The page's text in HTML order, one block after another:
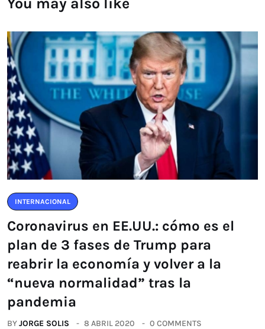
INTERNACIONAL
Coronavirus en EE.UU.: cómo es el
plan de 3 fases de Trump para
reabrir la economía y volver a la
“nueva normalidad” tras la
pandemia
BYJORGE SOLIS 8 ABRIL 2020 0 COMMENTS